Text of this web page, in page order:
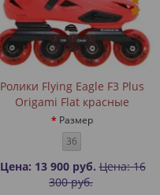
Ролики Flying Eagle F3 Plus
Origami Flat красные
Размер
36
Цена: 13 900 руб. Цена: 16
300 руб.